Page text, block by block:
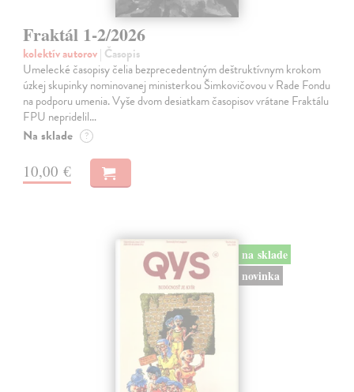
Fraktál 1-2/2026
kolektív autorov| Časopis
Umelecké časopisy čelia bezprecedentným deštruktívnym krokom
úzkej skupinky nominovanej ministerkou Šimkovičovou v Rade Fondu
na podporu umenia. Vyše dvom desiatkam časopisov vrátane Fraktálu
FPU nepridelil…
Na sklade ?
10,00 €
na sklade
novinka